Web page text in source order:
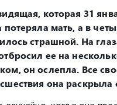
которая 31
мать, а в
страшной. На
ее на
он ослепла. Все
она раскрыла